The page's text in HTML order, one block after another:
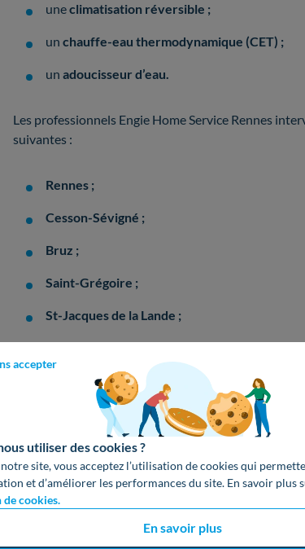
accepter
utiliser des cookies ?
site, vous acceptez l’utilisation de cookies qui
et d’améliorer les performances du site. En savoir plus
cookies.
En savoir plus
uneclimatisation réversible ;
un chauffe-eau thermodynamique (CET) ;
un adoucisseur d’eau.
Les professionnels Engie Home Service Rennes
suivantes :
Rennes ;
Cesson-Sévigné ;
Bruz ;
Saint-Grégoire ;
St-Jacques de la Lande ;
Betton ;
Chantepie ;
Vern sur Seicheetien.